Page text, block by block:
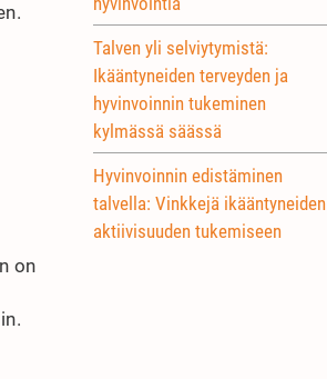
on
Talven yli selviytymistä:
Ikääntyneiden terveyden ja
hyvinvoinnin tukeminen
kylmässä säässä
Hyvinvoinnin edistäminen
talvella: Vinkkejä ikääntyneiden
aktiivisuuden tukemiseen